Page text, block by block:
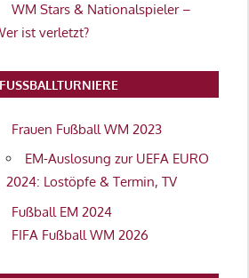
WM Stars & Nationalspieler –
ist verletzt?
FUSSBALLTURNIERE
Frauen Fußball WM 2023
EM-Auslosung zur UEFA EURO
2024: Lostöpfe & Termin, TV
Fußball EM 2024
FIFA Fußball WM 2026